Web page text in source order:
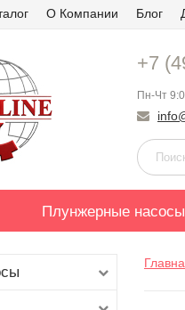
О Компании Блог
+7
Пн-Чт
Плунжерные насосы